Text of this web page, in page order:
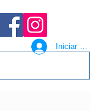
Iniciar